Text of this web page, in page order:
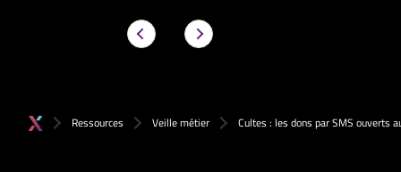
Ressources Veille métier Cultes : les dons par SMS ouverts